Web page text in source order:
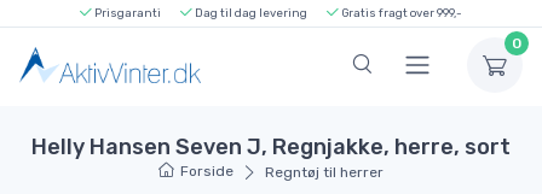
Prisgaranti Dag til dag levering Gratis fragt over 999,-
0
Helly Hansen Seven J, Regnjakke, herre, sort
Forside Regntøj til herrer